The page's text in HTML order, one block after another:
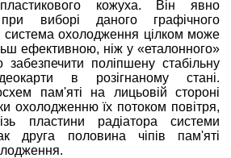
пластикового кожуха. Він явно
виборі даного графічного
система охолодження цілком може
ефективною, ніж у «еталонного»
поліпшену стабільну
в розігнаному стані.
пам'яті на лицьовій стороні
охолодженню їх потоком повітря,
пластини радіатора системи
друга половина чіпів пам'яті